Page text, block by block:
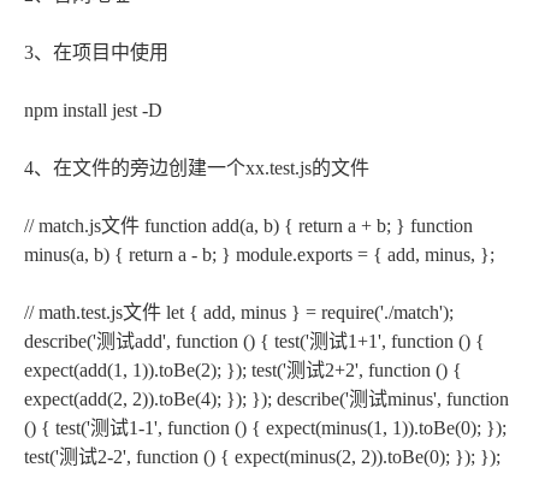
3、在项目中使用
npm install jest -D
4、在文件的旁边创建一个xx.test.js的文件
// match.js文件 function add(a, b) { return a + b; } function
minus(a, b) { return a - b; } module.exports = { add, minus, };
// math.test.js文件 let { add, minus } = require('./match');
describe('测试add', function () { test('测试1+1', function () {
expect(add(1, 1)).toBe(2); }); test('测试2+2', function () {
expect(add(2, 2)).toBe(4); }); }); describe('测试minus', function
() { test('测试1-1', function () { expect(minus(1, 1)).toBe(0); });
test('测试2-2', function () { expect(minus(2, 2)).toBe(0); }); });